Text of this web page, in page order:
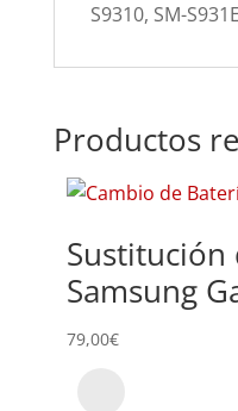
S9310, SM-
Productos
Sustitución
Samsung
79,00€